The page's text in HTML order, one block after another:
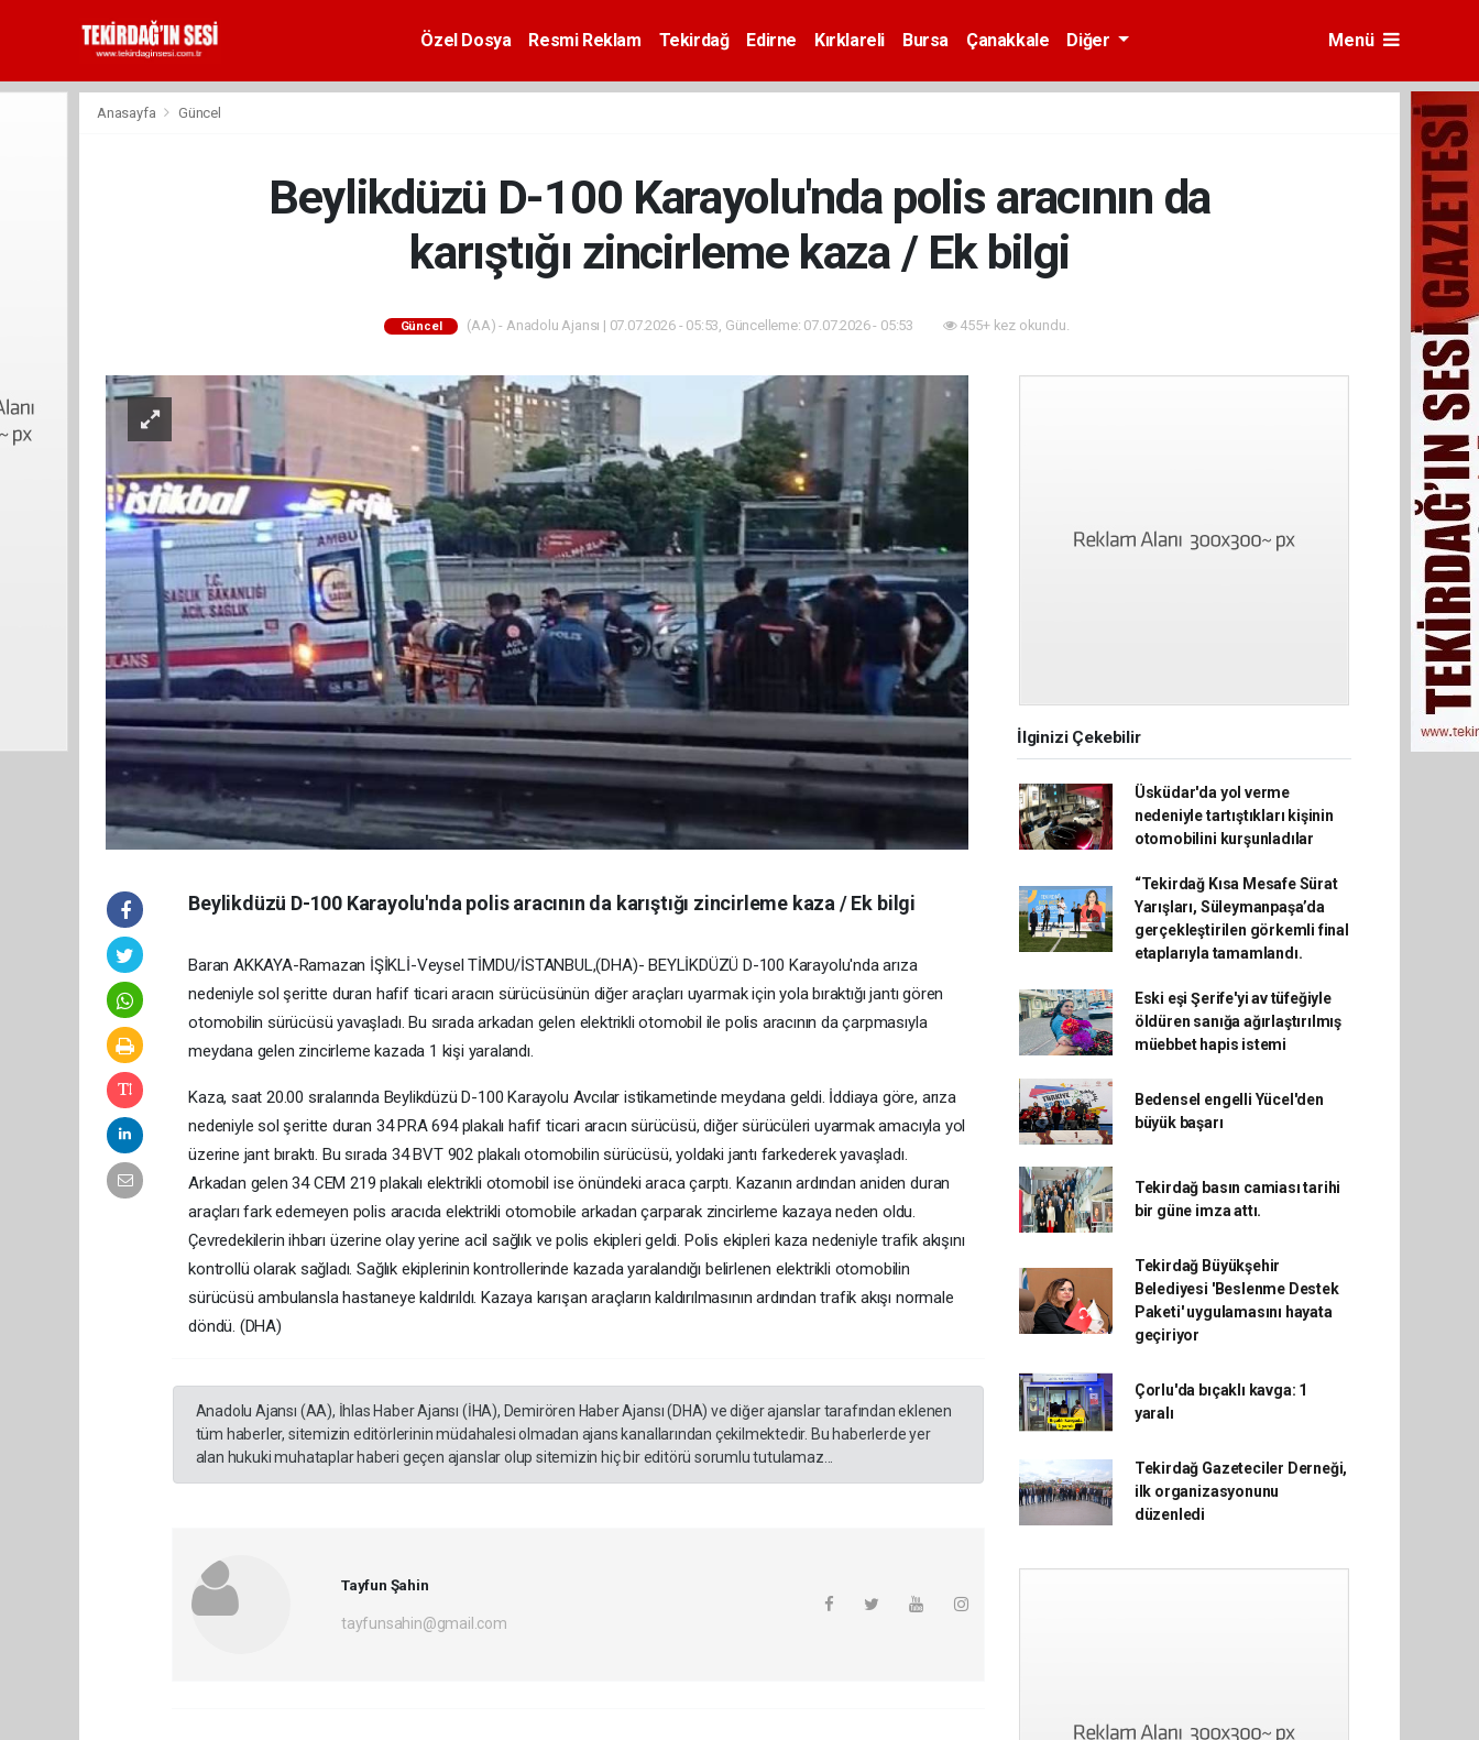
Özel Dosya Resmi Reklam Tekirdağ Edirne Kırklareli Bursa Çanakkale Diğer Menü
Anasayfa Güncel
Beylikdüzü D-100 Karayolu'nda polis aracının da
karıştığı zincirleme kaza / Ek bilgi
Güncel (AA) - Anadolu Ajansı | 07.07.2026 - 05:53, Güncelleme: 07.07.2026 - 05:53 455+ kez okundu.
Beylikdüzü D-100 Karayolu'nda polis aracının da karıştığı zincirleme kaza / Ek bilgi
Baran AKKAYA-Ramazan İŞİKLİ-Veysel TİMDU/İSTANBUL,(DHA)- BEYLİKDÜZÜ D-100 Karayolu'nda arıza
nedeniyle sol şeritte duran hafif ticari aracın sürücüsünün diğer araçları uyarmak için yola bıraktığı jantı gören
otomobilin sürücüsü yavaşladı. Bu sırada arkadan gelen elektrikli otomobil ile polis aracının da çarpmasıyla
meydana gelen zincirleme kazada 1 kişi yaralandı.
Kaza, saat 20.00 sıralarında Beylikdüzü D-100 Karayolu Avcılar istikametinde meydana geldi. İddiaya göre, arıza
nedeniyle sol şeritte duran 34 PRA 694 plakalı hafif ticari aracın sürücüsü, diğer sürücüleri uyarmak amacıyla yol
üzerine jant bıraktı. Bu sırada 34 BVT 902 plakalı otomobilin sürücüsü, yoldaki jantı farkederek yavaşladı.
Arkadan gelen 34 CEM 219 plakalı elektrikli otomobil ise önündeki araca çarptı. Kazanın ardından aniden duran
araçları fark edemeyen polis aracıda elektrikli otomobile arkadan çarparak zincirleme kazaya neden oldu.
Çevredekilerin ihbarı üzerine olay yerine acil sağlık ve polis ekipleri geldi. Polis ekipleri kaza nedeniyle trafik akışını
kontrollü olarak sağladı. Sağlık ekiplerinin kontrollerinde kazada yaralandığı belirlenen elektrikli otomobilin
sürücüsü ambulansla hastaneye kaldırıldı. Kazaya karışan araçların kaldırılmasının ardından trafik akışı normale
döndü. (DHA)
Anadolu Ajansı (AA), İhlas Haber Ajansı (İHA), Demirören Haber Ajansı (DHA) ve diğer ajanslar tarafından eklenen
tüm haberler, sitemizin editörlerinin müdahalesi olmadan ajans kanallarından çekilmektedir. Bu haberlerde yer
alan hukuki muhataplar haberi geçen ajanslar olup sitemizin hiç bir editörü sorumlu tutulamaz...
Tayfun Şahin
tayfunsahin@gmail.com
İlginizi Çekebilir
Üsküdar'da yol verme
nedeniyle tartıştıkları kişinin
otomobilini kurşunladılar
“Tekirdağ Kısa Mesafe Sürat
Yarışları, Süleymanpaşa’da
gerçekleştirilen görkemli final
etaplarıyla tamamlandı.
Eski eşi Şerife'yi av tüfeğiyle
öldüren sanığa ağırlaştırılmış
müebbet hapis istemi
Bedensel engelli Yücel'den
büyük başarı
Tekirdağ basın camiası tarihi
bir güne imza attı.
Tekirdağ Büyükşehir
Belediyesi 'Beslenme Destek
Paketi' uygulamasını hayata
geçiriyor
Çorlu'da bıçaklı kavga: 1
yaralı
Tekirdağ Gazeteciler Derneği,
ilk organizasyonunu
düzenledi